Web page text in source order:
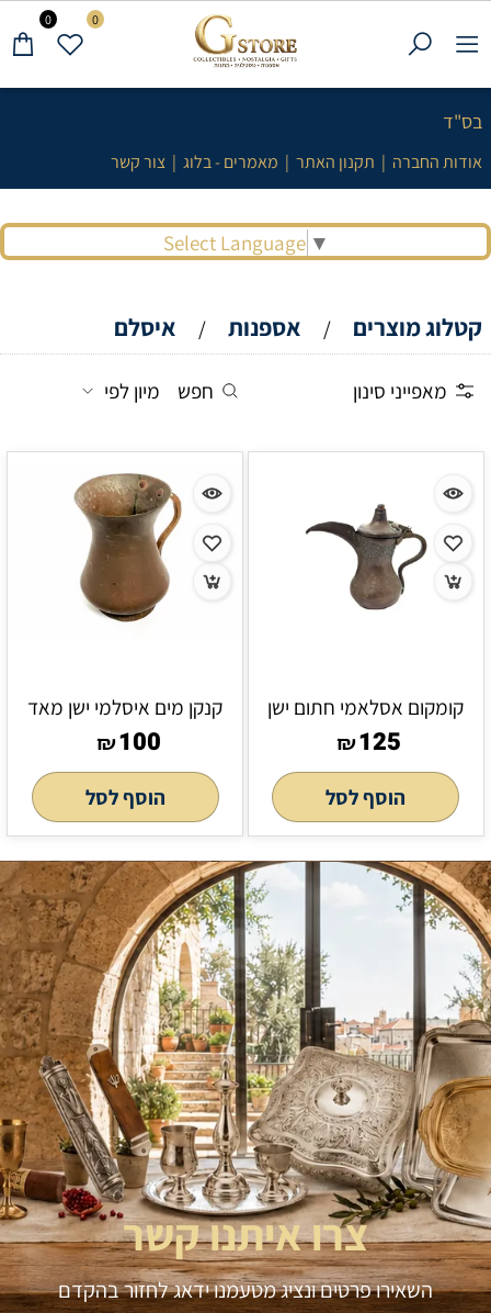
בס"ד
אודות החברה | תקנון האתר | מאמרים - בלוג | צור קשר
Select Language ▼
0 0
קטלוג מוצרים / אספנות / איסלם
מאפייני סינון חפש מיון לפי
קומקום אסלאמי חתום ישן
₪125
הוסף לסל
קנקן מים איסלמי ישן מאד
₪100
הוסף לסל
צרו איתנו קשר
השאירו פרטים ונציג מטעמנו ידאג לחזור בהקדם